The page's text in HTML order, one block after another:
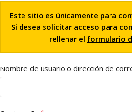
Este sitio es únicamente para
Si desea solicitar acceso para
rellenar el formulario
Nombre de usuario o dirección de